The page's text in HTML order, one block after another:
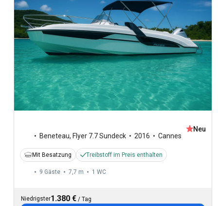
Beneteau, Flyer 7.7 Sundeck 2016 Cannes
Neu
Mit Besatzung Treibstoff im Preis enthalten
9 Gäste 7,7 m 1 WC
Niedrigster1.380 € / Tag